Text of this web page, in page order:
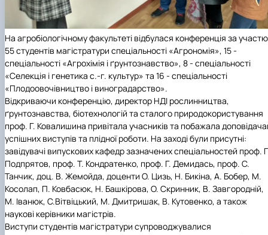
На агробіологічному факультеті відбулася конференція за участю
55 студентів магістратури спеціальності «Агрономія», 15 -
спеціальності «Агрохімія і ґрунтознавство», 8 - спеціальності
«Селекція і генетика с.-г. культур» та 16 - спеціальності
«Плодоовочівництво і виноградарство».
Відкриваючи конференцію, директор НДІ рослинництва,
ґрунтознавства, біотехнологій та сталого природокористування
проф. Г. Ковалишина привітала учасників та побажала
успішних виступів та плідної роботи. На заході були присутні:
завідувачі випускових кафедр зазначених спеціальностей проф.
Подпрятов, проф. Т. Кондратенко, проф. Г. Демидась, проф. С.
Танчик, доц. В. Жемойда, доценти О. Цизь, Н. Бикіна, А. Бобер, М.
Косолап, П. Ковбасюк, Н. Башкірова, О. Скринник, В. Завгородній,
М. Іванюк, С.Вітвіцький, М. Дмитришак, В. Кутовенко, а також
наукові керівники магістрів.
Виступи студентів магістратури супроводжувалися